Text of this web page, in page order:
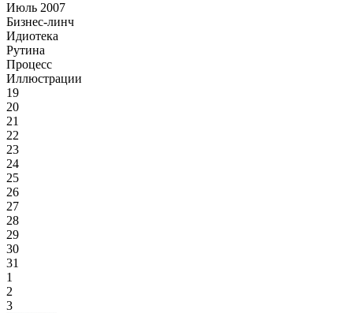
Июль 2007
Бизнес-линч
Идиотека
Рутина
Процесс
Иллюстрации
19
20
21
22
23
24
25
26
27
28
29
30
31
1
2
3